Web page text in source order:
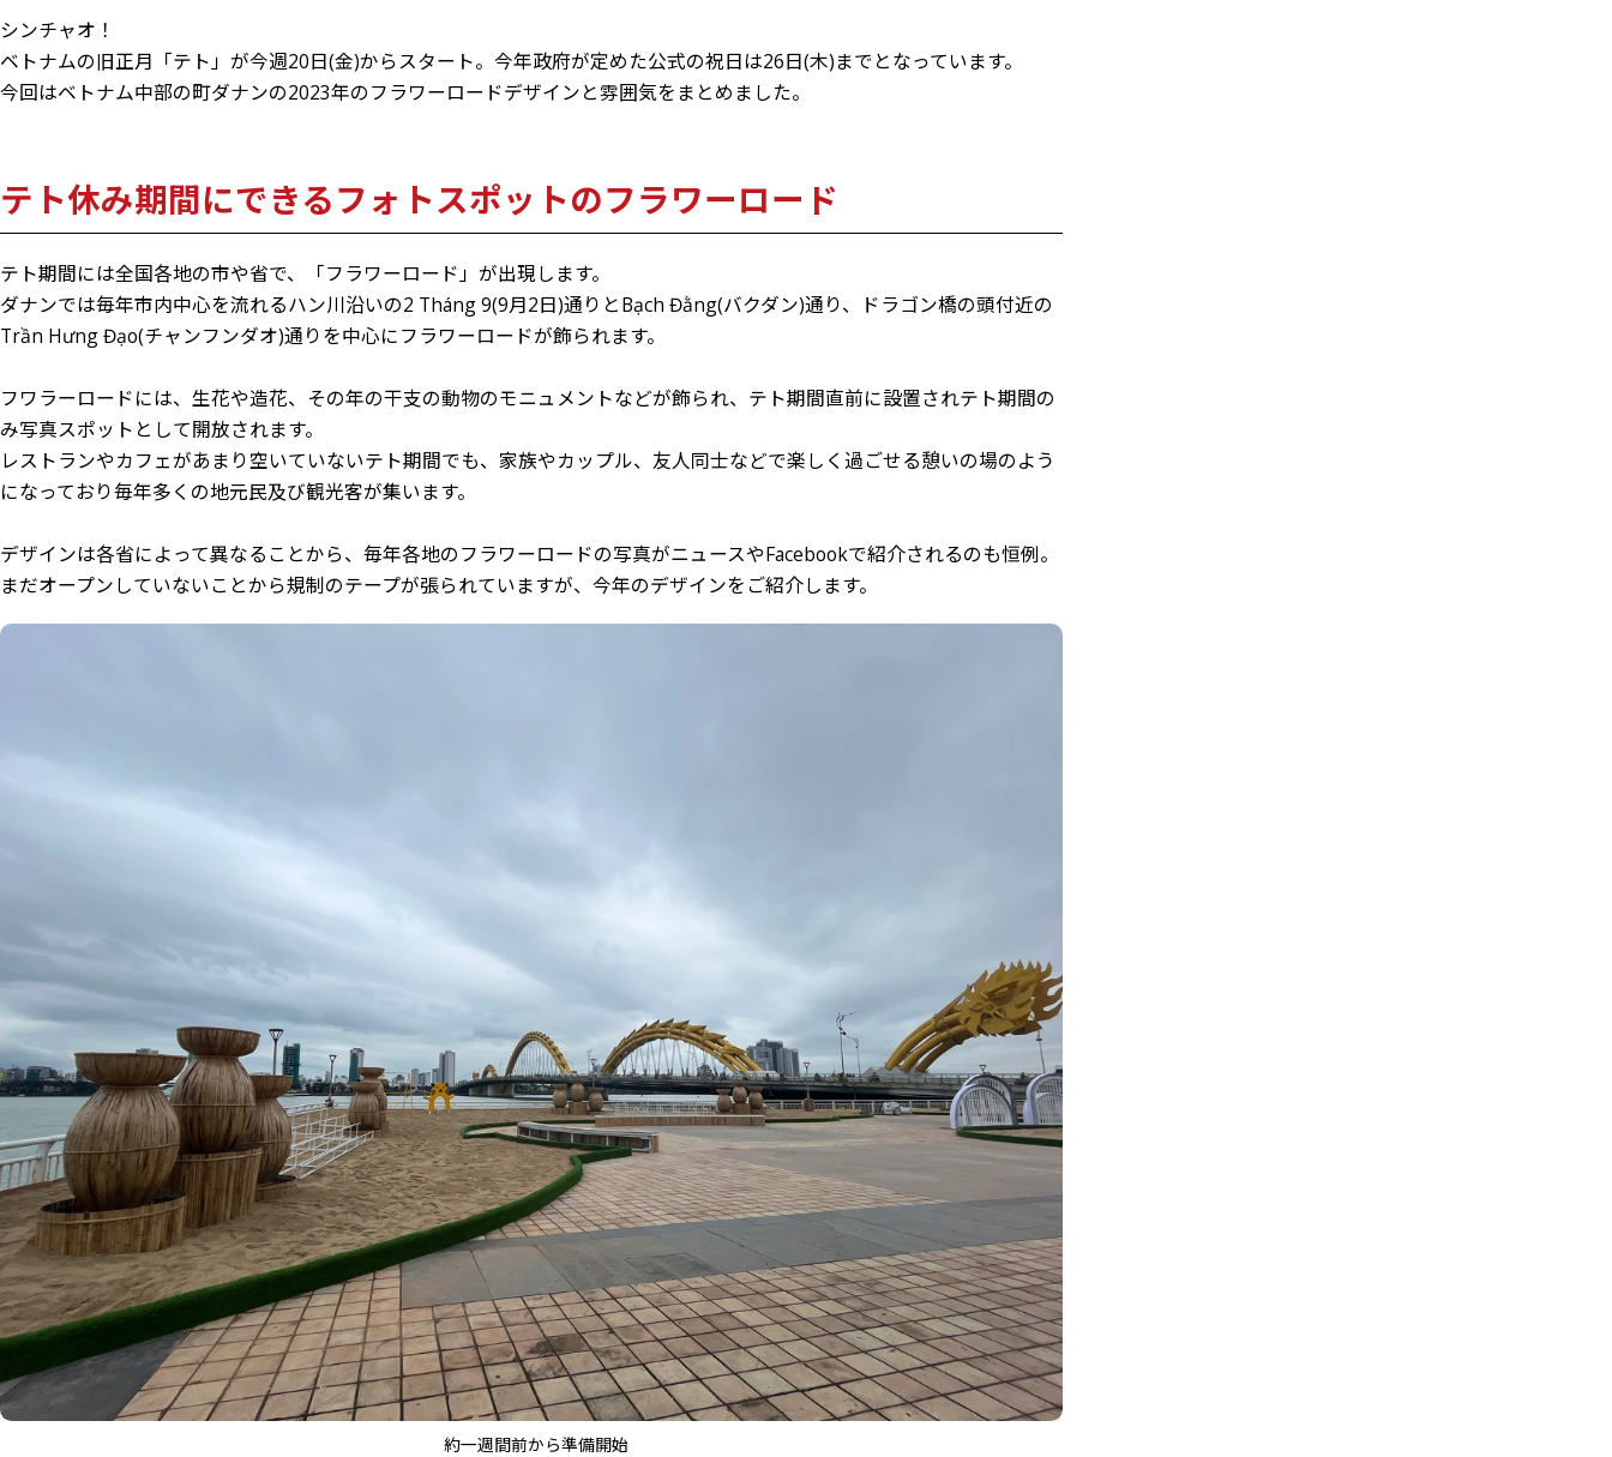
シンチャオ！
ベトナムの旧正月「テト」が今週20日(金)からスタート。今年政府が定めた公式の祝日は26日(木)までとなっています。
今回はベトナム中部の町ダナンの2023年のフラワーロードデザインと雰囲気をまとめました。
テト休み期間にできるフォトスポットのフラワーロード
テト期間には全国各地の市や省で、「フラワーロード」が出現します。
ダナンでは毎年市内中心を流れるハン川沿いの2 Tháng 9(9月2日)通りとBạch Đằng(バクダン)通り、ドラゴン橋の頭付近の
Trần Hưng Đạo(チャンフンダオ)通りを中心にフラワーロードが飾られます。
フワラーロードには、生花や造花、その年の干支の動物のモニュメントなどが飾られ、テト期間直前に設置されテト期間の
み写真スポットとして開放されます。
レストランやカフェがあまり空いていないテト期間でも、家族やカップル、友人同士などで楽しく過ごせる憩いの場のよう
になっており毎年多くの地元民及び観光客が集います。
デザインは各省によって異なることから、毎年各地のフラワーロードの写真がニュースやFacebookで紹介されるのも恒例。
まだオープンしていないことから規制のテープが張られていますが、今年のデザインをご紹介します。
約一週間前から準備開始